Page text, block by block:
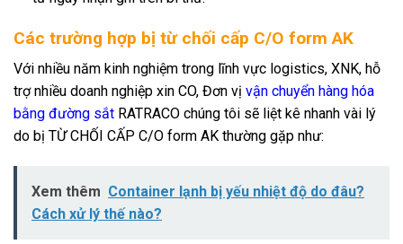
Các trường hợp bị từ chối cấp C/O form AK
Với nhiều năm kinh nghiệm trong lĩnh vực logistics, XNK, hỗ
trợ nhiều doanh nghiệp xin CO, Đơn vị vận chuyển hàng hóa
bằng đường sắt RATRACO chúng tôi sẽ liệt kê nhanh vài lý
do bị TỪ CHỐI CẤP C/O form AK thường gặp như:
Xem thêm Container lạnh bị yếu nhiệt độ do đâu?
Cách xử lý thế nào?